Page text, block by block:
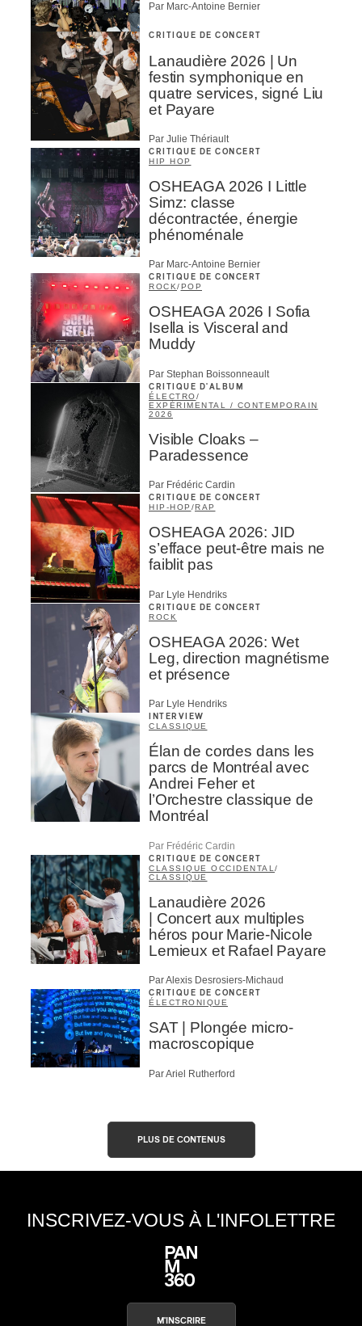
Par Marc-Antoine Bernier
CRITIQUE DE CONCERT
Lanaudière 2026 | Un
festin symphonique en
quatre services, signé Liu
et Payare
Par Julie Thériault
CRITIQUE DE CONCERT
HIP HOP
OSHEAGA 2026 I Little
Simz: classe
décontractée, énergie
phénoménale
Par Marc-Antoine Bernier
CRITIQUE DE CONCERT
ROCK/ POP
OSHEAGA 2026 I Sofia
Isella is Visceral and
Muddy
Par Stephan Boissonneault
CRITIQUE D'ALBUM
ÉLECTRO/
EXPÉRIMENTAL / CONTEMPORAIN
2026
Visible Cloaks –
Paradessence
Par Frédéric Cardin
CRITIQUE DE CONCERT
HIP-HOP /RAP
OSHEAGA 2026: JID
s’efface peut-être mais ne
faiblit pas
Par Lyle Hendriks
CRITIQUE DE CONCERT
ROCK
OSHEAGA 2026: Wet
Leg, direction magnétisme
et présence
Par Lyle Hendriks
INTERVIEW
CLASSIQUE
Élan de cordes dans les
parcs de Montréal avec
Andrei Feher et
l’Orchestre classique de
Montréal
Par Frédéric Cardin
CRITIQUE DE CONCERT
CLASSIQUE OCCIDENTAL /
CLASSIQUE
Lanaudière 2026
| Concert aux multiples
héros pour Marie-Nicole
Lemieux et Rafael Payare
Par Alexis Desrosiers-Michaud
CRITIQUE DE CONCERT
ÉLECTRONIQUE
SAT | Plongée micro-
macroscopique
Par Ariel Rutherford
PLUS DE CONTENUS
INSCRIVEZ-VOUS À L'INFOLETTRE
M'INSCRIRE